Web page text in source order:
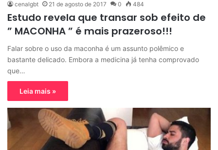
cenalgbt 21 de agosto de 2017 0 484
Estudo revela que transar sob efeito de
” MACONHA ” é mais prazeroso!!!
Falar sobre o uso da maconha é um assunto polêmico e
bastante delicado. Embora a medicina já tenha comprovado
que…
Leia mais »